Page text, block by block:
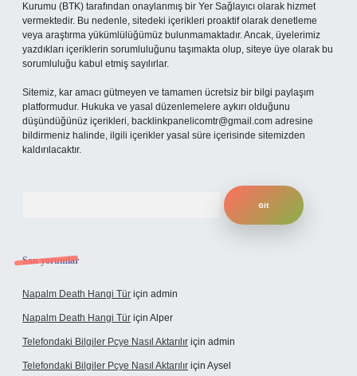
Kurumu (BTK) tarafından onaylanmış bir Yer Sağlayıcı olarak hizmet
vermektedir. Bu nedenle, sitedeki içerikleri proaktif olarak denetleme
veya araştırma yükümlülüğümüz bulunmamaktadır. Ancak, üyelerimiz
yazdıkları içeriklerin sorumluluğunu taşımakta olup, siteye üye olarak bu
sorumluluğu kabul etmiş sayılırlar.
Sitemiz, kar amacı gütmeyen ve tamamen ücretsiz bir bilgi paylaşım
platformudur. Hukuka ve yasal düzenlemelere aykırı olduğunu
düşündüğünüz içerikleri, backlinkpanelicomtr@gmail.com adresine
bildirmeniz halinde, ilgili içerikler yasal süre içerisinde sitemizden
kaldırılacaktır.
Son yorumlar
Napalm Death Hangi Tür için admin
Napalm Death Hangi Tür için Alper
Telefondaki Bilgiler Pcye Nasıl Aktarılır için admin
Telefondaki Bilgiler Pcye Nasıl Aktarılır için Aysel